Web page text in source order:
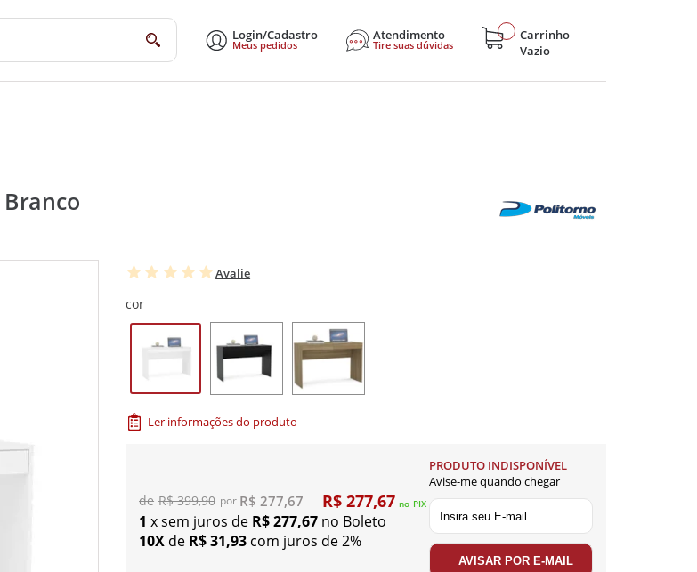
Login/Cadastro
Meus pedidos
Atendimento
Tire suas dúvidas
Carrinho
Vazio
Utilidades Domésticas Eletrodomésticos Eletroportáteis Hobby e Lazer
Avalie
cor
Ler informações do produto
R$ 399,90 R$ 277,67 R$ 277,67 no PIX
1 x sem juros de R$ 277,67 no Boleto
10X de R$ 31,93 com juros de 2%
PRODUTO INDISPONÍVEL
Avise-me quando chegar